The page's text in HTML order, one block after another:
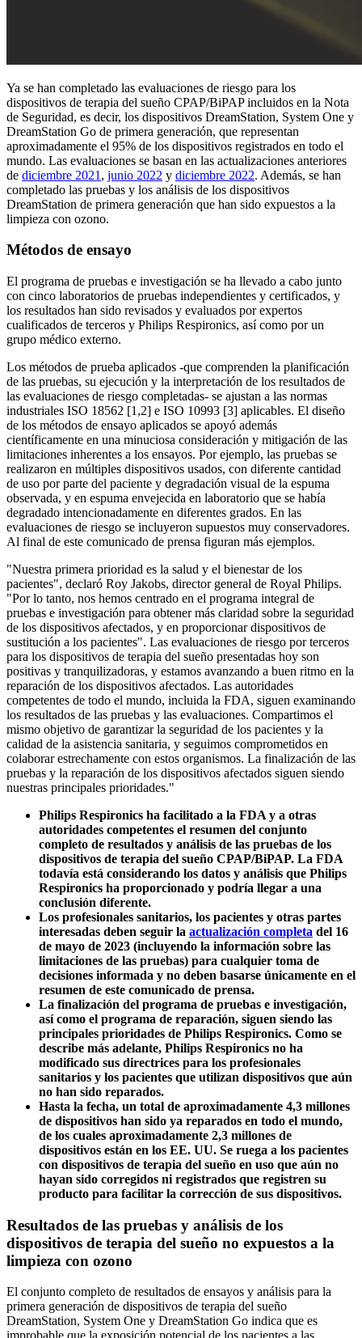
Ya se han completado las evaluaciones de riesgo para los
dispositivos de terapia del sueño CPAP/BiPAP incluidos en la Nota
de Seguridad, es decir, los dispositivos DreamStation, System One y
DreamStation Go de primera generación, que representan
aproximadamente el 95% de los dispositivos registrados en todo el
mundo. Las evaluaciones se basan en las actualizaciones anteriores
de diciembre 2021 , junio 2022 y diciembre 2022. Además, se han
completado las pruebas y los análisis de los dispositivos
DreamStation de primera generación que han sido expuestos a la
limpieza con ozono.
Métodos de ensayo
El programa de pruebas e investigación se ha llevado a cabo junto
con cinco laboratorios de pruebas independientes y certificados, y
los resultados han sido revisados y evaluados por expertos
cualificados de terceros y Philips Respironics, así como por un
grupo médico externo.
Los métodos de prueba aplicados -que comprenden la planificación
de las pruebas, su ejecución y la interpretación de los resultados de
las evaluaciones de riesgo completadas- se ajustan a las normas
industriales ISO 18562 [1,2] e ISO 10993 [3] aplicables. El diseño
de los métodos de ensayo aplicados se apoyó además
científicamente en una minuciosa consideración y mitigación de las
limitaciones inherentes a los ensayos. Por ejemplo, las pruebas se
realizaron en múltiples dispositivos usados, con diferente cantidad
de uso por parte del paciente y degradación visual de la espuma
observada, y en espuma envejecida en laboratorio que se había
degradado intencionadamente en diferentes grados. En las
evaluaciones de riesgo se incluyeron supuestos muy conservadores.
Al final de este comunicado de prensa figuran más ejemplos.
"Nuestra primera prioridad es la salud y el bienestar de los
pacientes", declaró Roy Jakobs, director general de Royal Philips.
"Por lo tanto, nos hemos centrado en el programa integral de
pruebas e investigación para obtener más claridad sobre la seguridad
de los dispositivos afectados, y en proporcionar dispositivos de
sustitución a los pacientes". Las evaluaciones de riesgo por terceros
para los dispositivos de terapia del sueño presentadas hoy son
positivas y tranquilizadoras, y estamos avanzando a buen ritmo en la
reparación de los dispositivos afectados. Las autoridades
competentes de todo el mundo, incluida la FDA, siguen examinando
los resultados de las pruebas y las evaluaciones. Compartimos el
mismo objetivo de garantizar la seguridad de los pacientes y la
calidad de la asistencia sanitaria, y seguimos comprometidos en
colaborar estrechamente con estos organismos. La finalización de las
pruebas y la reparación de los dispositivos afectados siguen siendo
nuestras principales prioridades."
Philips Respironics ha facilitado a la FDA y a otras
autoridades competentes el resumen del conjunto
completo de resultados y análisis de las pruebas de los
dispositivos de terapia del sueño CPAP/BiPAP. La FDA
todavía está considerando los datos y análisis que Philips
Respironics ha proporcionado y podría llegar a una
conclusión diferente.
Los profesionales sanitarios, los pacientes y otras partes
interesadas deben seguir la actualización completa del 16
de mayo de 2023 (incluyendo la información sobre las
limitaciones de las pruebas) para cualquier toma de
decisiones informada y no deben basarse únicamente en el
resumen de este comunicado de prensa.
La finalización del programa de pruebas e investigación,
así como el programa de reparación, siguen siendo las
principales prioridades de Philips Respironics. Como se
describe más adelante, Philips Respironics no ha
modificado sus directrices para los profesionales
sanitarios y los pacientes que utilizan dispositivos que aún
no han sido reparados.
Hasta la fecha, un total de aproximadamente 4,3 millones
de dispositivos han sido ya reparados en todo el mundo,
de los cuales aproximadamente 2,3 millones de
dispositivos están en los EE. UU. Se ruega a los pacientes
con dispositivos de terapia del sueño en uso que aún no
hayan sido corregidos ni registrados que registren su
producto para facilitar la corrección de sus dispositivos.
Resultados de las pruebas y análisis de los
dispositivos de terapia del sueño no expuestos a la
limpieza con ozono
El conjunto completo de resultados de ensayos y análisis para la
primera generación de dispositivos de terapia del sueño
DreamStation, System One y DreamStation Go indica que es